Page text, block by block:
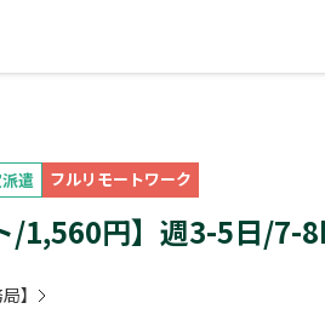
遣 フルリモートワーク
/1,560円】週3-5日/
】